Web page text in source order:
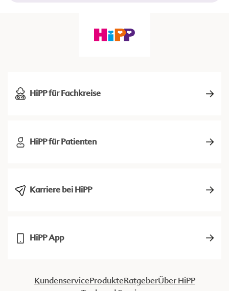
HiPP für Fachkreise
HiPP für Patienten
Karriere bei HiPP
HiPP App
KundenserviceProdukteRatgeberÜber HiPP